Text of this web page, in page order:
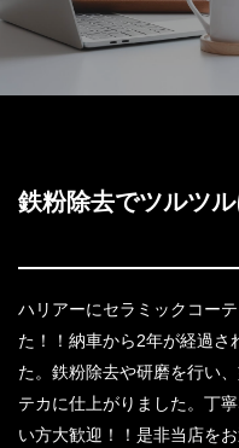
鉄粉除去でツルツル
ハリアーにセラミックコー
た！！納車から2年が経過さ
た。鉄粉除去や研磨を行い
テカに仕上がりました。丁
い方大歓迎！！是非当店をお